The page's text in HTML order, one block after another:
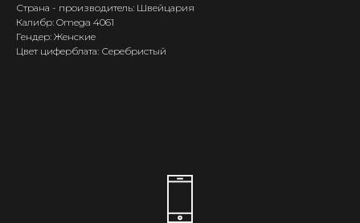
Страна - производитель: Швейцария
Калибр: Omega 4061
Гендер: Женские
Цвет циферблата: Серебристый